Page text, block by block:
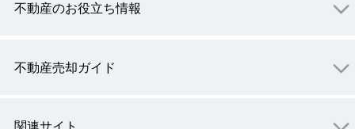
不動産のお役立ち情報
不動産売却ガイド
関連サイト